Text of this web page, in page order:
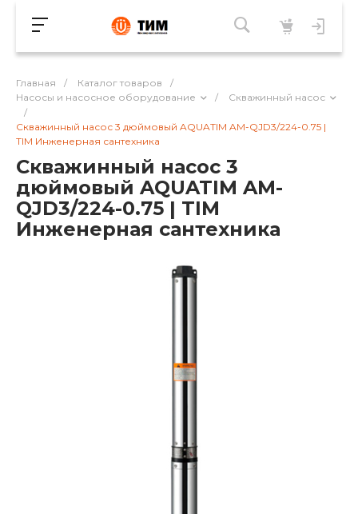
Главная / Каталог товаров
/
Насосы и насосное оборудование
/
Скважинный насос
/
Скважинный насос 3 дюймовый AQUATIM AM-QJD3/224-0.75 |
TIM Инженерная сантехника
Скважинный насос 3
дюймовый AQUATIM AM-
QJD3/224-0.75 | TIM
Инженерная сантехника